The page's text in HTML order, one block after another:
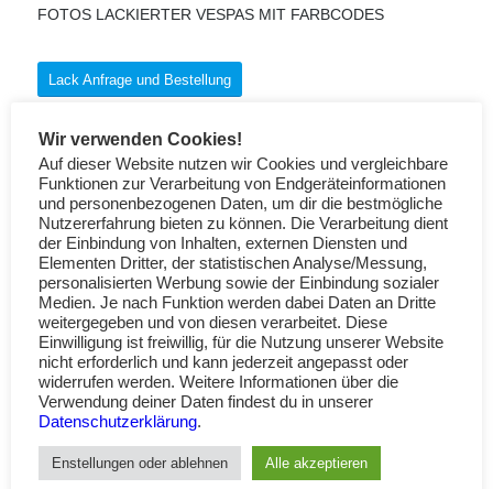
FOTOS LACKIERTER VESPAS MIT FARBCODES
Lack Anfrage und Bestellung
Wir verwenden Cookies!
Auf dieser Website nutzen wir Cookies und vergleichbare
Funktionen zur Verarbeitung von Endgeräteinformationen
und personenbezogenen Daten, um dir die bestmögliche
Nutzererfahrung bieten zu können. Die Verarbeitung dient
der Einbindung von Inhalten, externen Diensten und
Elementen Dritter, der statistischen Analyse/Messung,
personalisierten Werbung sowie der Einbindung sozialer
Medien. Je nach Funktion werden dabei Daten an Dritte
weitergegeben und von diesen verarbeitet. Diese
Einwilligung ist freiwillig, für die Nutzung unserer Website
nicht erforderlich und kann jederzeit angepasst oder
widerrufen werden. Weitere Informationen über die
Verwendung deiner Daten findest du in unserer
Datenschutzerklärung.
Enstellungen oder ablehnen Alle akzeptieren